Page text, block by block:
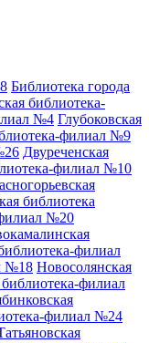
Библиотека города
библиотека-
№4 Глубоковская
филиал №9
Двуреченская
филиал №10
библиотека
№20
филиал
№18 Новосолянская
филиал
филиал №24